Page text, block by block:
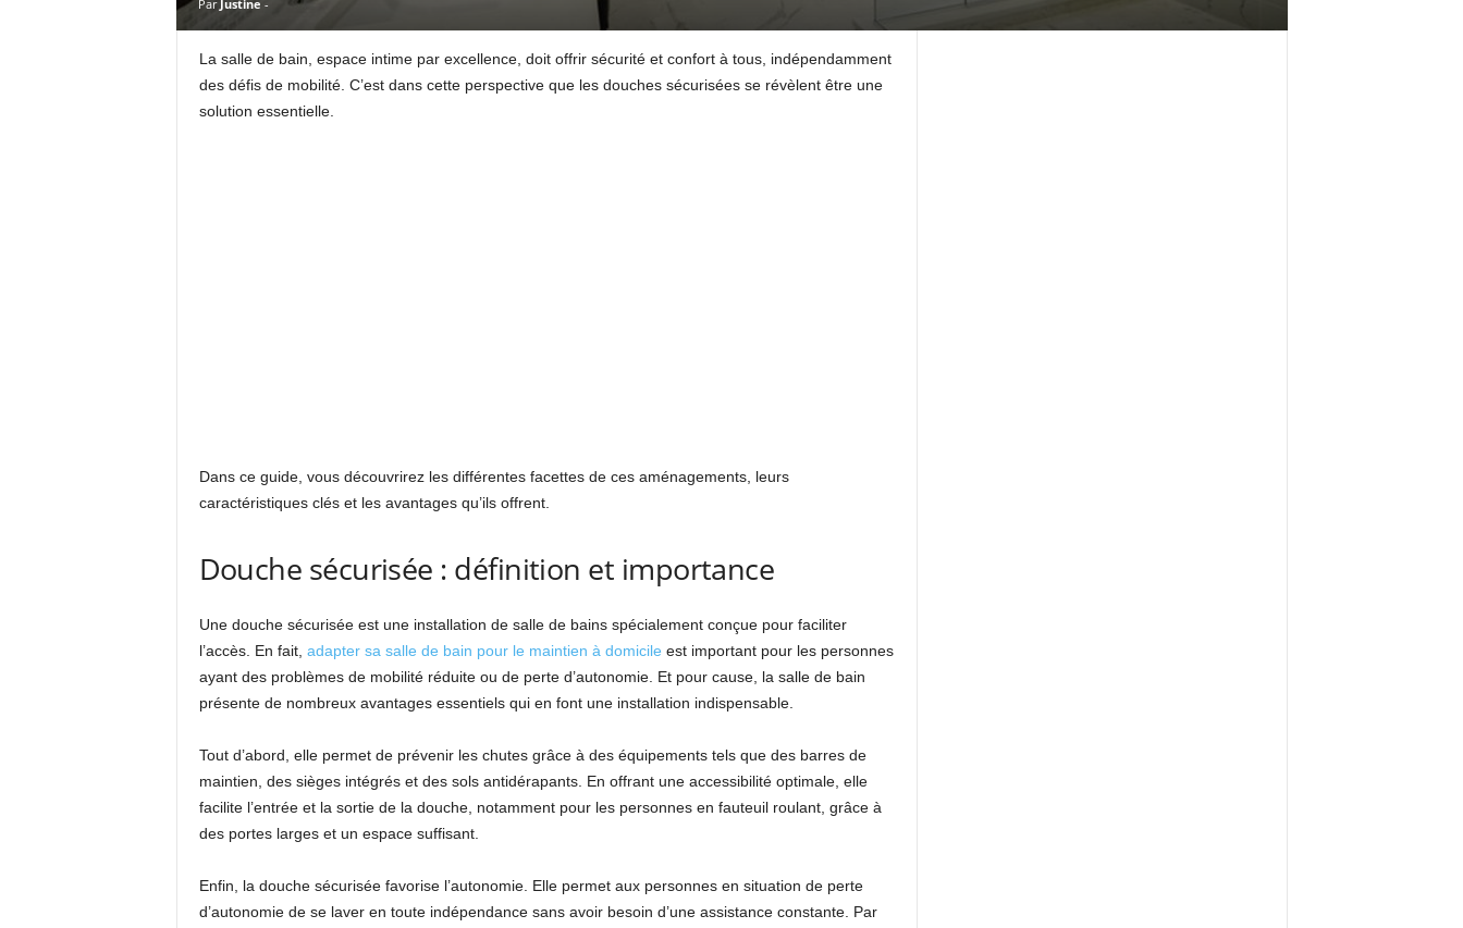
Par Justine -
La salle de bain, espace intime par excellence, doit offrir sécurité et confort à tous, indépendamment
des défis de mobilité. C’est dans cette perspective que les douches sécurisées se révèlent être une
solution essentielle.
Dans ce guide, vous découvrirez les différentes facettes de ces aménagements, leurs
caractéristiques clés et les avantages qu’ils offrent.
Douche sécurisée : définition et importance
Une douche sécurisée est une installation de salle de bains spécialement conçue pour faciliter
l’accès. En fait, adapter sa salle de bain pour le maintien à domicile est important pour les personnes
ayant des problèmes de mobilité réduite ou de perte d’autonomie. Et pour cause, la salle de bain
présente de nombreux avantages essentiels qui en font une installation indispensable.
Tout d’abord, elle permet de prévenir les chutes grâce à des équipements tels que des barres de
maintien, des sièges intégrés et des sols antidérapants. En offrant une accessibilité optimale, elle
facilite l’entrée et la sortie de la douche, notamment pour les personnes en fauteuil roulant, grâce à
des portes larges et un espace suffisant.
Enfin, la douche sécurisée favorise l’autonomie. Elle permet aux personnes en situation de perte
d’autonomie de se laver en toute indépendance sans avoir besoin d’une assistance constante. Par